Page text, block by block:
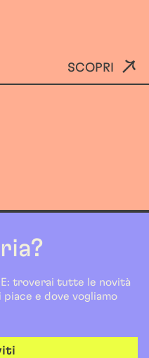
SCOPRI
troverai tutte le novità
e dove vogliamo